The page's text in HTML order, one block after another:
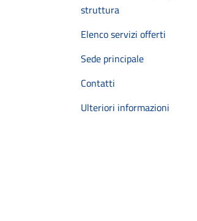
struttura
Elenco servizi offerti
Sede principale
Contatti
Ulteriori informazioni